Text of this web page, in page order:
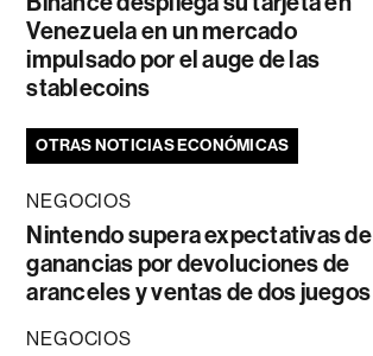
Venezuela en un mercado
impulsado por el auge de las
stablecoins
OTRAS NOTICIAS ECONÓMICAS
NEGOCIOS
Nintendo supera expectativas de
ganancias por devoluciones de
aranceles y ventas de dos juegos
NEGOCIOS